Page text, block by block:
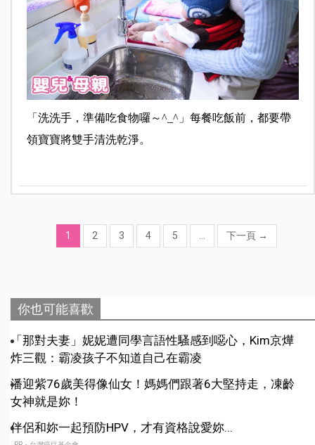
「洗洗手，準備吃食物囉～^_^」每餐吃飯前，都要帶
領寶寶將雙手清洗乾淨。
1 2 3 4 5 下一頁 →
你也可能喜歡
「那對夫妻」妮妮遭同學言語性騷感到噁心，Kim京燁
炸三觀：霸凌孩子不知道自己在霸凌
潘迎紫76歲美得像仙女！媽媽們跟著6大堅持走，凍齡
女神就是妳！
伴侶和妳一起預防HPV，才有資格說愛妳...